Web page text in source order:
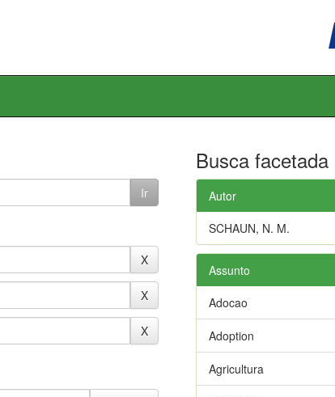
Busca facetada
Autor
SCHAUN, N. M.
Assunto
Adocao
Adoption
Agricultura